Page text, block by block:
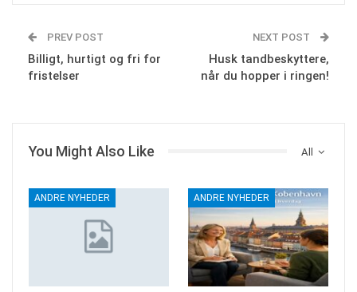
PREV POST
Billigt, hurtigt og fri for
fristelser
NEXT POST
Husk tandbeskyttere,
når du hopper i ringen!
All
You Might Also Like
ANDRE NYHEDER ANDRE NYHEDER